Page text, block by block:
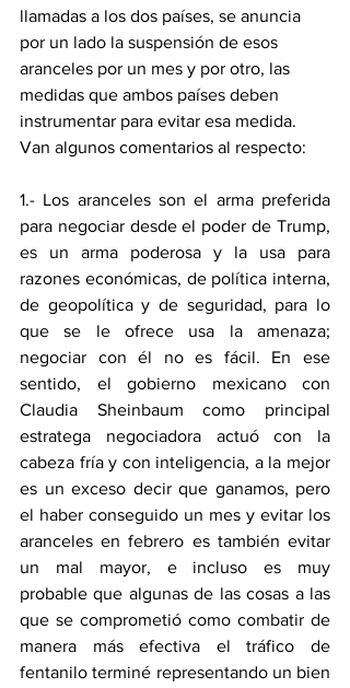
llamadas a los dos países, se anuncia
por un lado la suspensión de esos
aranceles por un mes y por otro, las
medidas que ambos países deben
instrumentar para evitar esa medida.
Van algunos comentarios al respecto:
1.- Los aranceles son el arma preferida
para negociar desde el poder de Trump,
es un arma poderosa y la usa para
razones económicas, de política interna,
de geopolítica y de seguridad, para lo
que se le ofrece usa la amenaza;
negociar con él no es fácil. En ese
sentido, el gobierno mexicano con
Claudia Sheinbaum como principal
estratega negociadora actuó con la
cabeza fría y con inteligencia, a la mejor
es un exceso decir que ganamos, pero
el haber conseguido un mes y evitar los
aranceles en febrero es también evitar
un mal mayor, e incluso es muy
probable que algunas de las cosas a las
que se comprometió como combatir de
manera más efectiva el tráfico de
fentanilo terminé representando un bien